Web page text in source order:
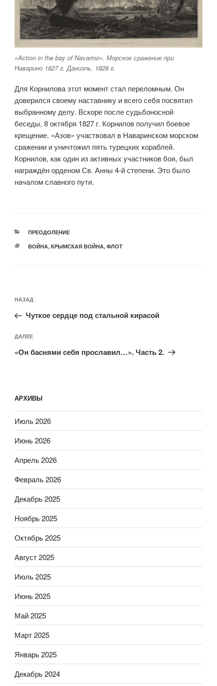
«Action in the bay of Navarino». Морское сражение при
Наварино 1827 г. Даниэль. 1828 г.
Для Корнилова этот момент стал переломным. Он
доверился своему наставнику и всего себя посвятил
выбранному делу. Вскоре после судьбоносной
беседы, 8 октября 1827 г. Корнилов получил боевое
крещение. «Азов» участвовал в Наваринском морском
сражении и уничтожил пять турецких кораблей.
Корнилов, как один из активных участников боя, был
награждён орденом Св. Анны 4-й степени. Это было
началом славного пути.
РУБРИКИ
ПРЕОДОЛЕНИЕ
МЕТКИ
ВОЙНА, КРЫМСКАЯ ВОЙНА, ФЛОТ
по
записям
Предыдущая
запись:
НАЗАД
Чуткое сердце под стальной кирасой
Следующая
запись
ДАЛЕЕ
«Он баснями себя прославил…». Часть 2.
АРХИВЫ
Июль 2026
Июнь 2026
Апрель 2026
Февраль 2026
Декабрь 2025
Ноябрь 2025
Октябрь 2025
Август 2025
Июль 2025
Июнь 2025
Май 2025
Март 2025
Январь 2025
Декабрь 2024